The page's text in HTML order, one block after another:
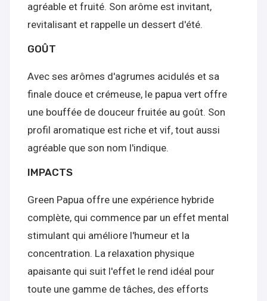
agréable et fruité. Son arôme est invitant,
revitalisant et rappelle un dessert d'été.
GOÛT
Avec ses arômes d'agrumes acidulés et sa
finale douce et crémeuse, le papua vert offre
une bouffée de douceur fruitée au goût. Son
profil aromatique est riche et vif, tout aussi
agréable que son nom l'indique.
IMPACTS
Green Papua offre une expérience hybride
complète, qui commence par un effet mental
stimulant qui améliore l'humeur et la
concentration. La relaxation physique
apaisante qui suit l'effet le rend idéal pour
toute une gamme de tâches, des efforts